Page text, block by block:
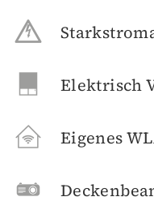
Elektrisch
Eigenes